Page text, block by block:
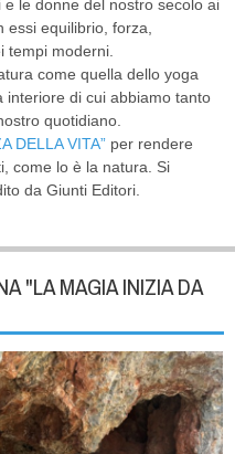
le donne del nostro secolo ai
equilibrio, forza,
tempi moderni.
come quella dello yoga
interiore di cui abbiamo tanto
quotidiano.
DELLA VITA” per rendere
come lo è la natura. Si
da Giunti Editori.